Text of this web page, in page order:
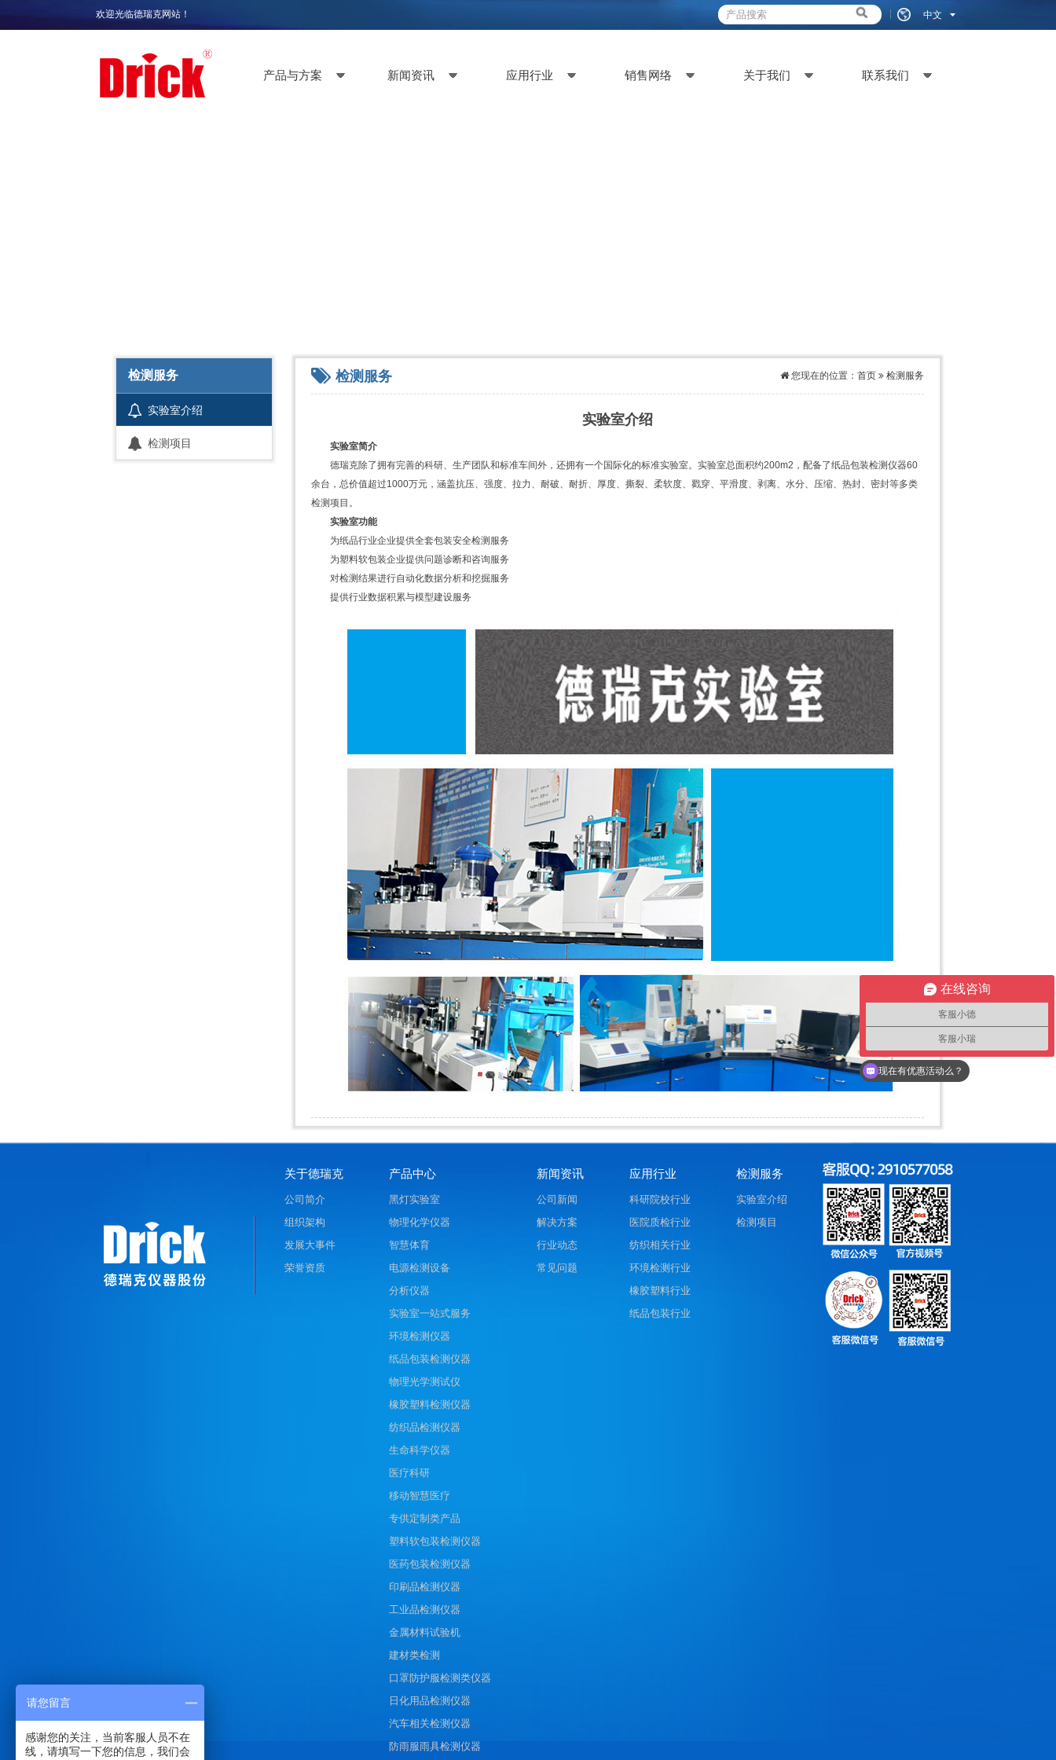
欢迎光临德瑞克网站！ 中文
产品与方案 新闻资讯 应用行业 销售网络 关于我们 联系我们
检测服务
实验室介绍
检测项目
检测服务 您现在的位置： 首页 检测服务
实验室介绍
实验室简介
德瑞克除了拥有完善的科研、生产团队和标准车间外，还拥有一个国际化的标准实验室。实验室总面积约200m2，配备了纸品包装检测仪器60
余台，总价值超过1000万元，涵盖抗压、强度、拉力、耐破、耐折、厚度、撕裂、柔软度、戳穿、平滑度、剥离、水分、压缩、热封、密封等多类
检测项目。
实验室功能
为纸品行业企业提供全套包装安全检测服务
为塑料软包装企业提供问题诊断和咨询服务
对检测结果进行自动化数据分析和挖掘服务
提供行业数据积累与模型建设服务
关于德瑞克
公司简介
组织架构
发展大事件
荣誉资质
产品中心
黑灯实验室
物理化学仪器
智慧体育
电源检测设备
分析仪器
实验室一站式服务
环境检测仪器
纸品包装检测仪器
物理光学测试仪
橡胶塑料检测仪器
纺织品检测仪器
生命科学仪器
医疗科研
移动智慧医疗
专供定制类产品
塑料软包装检测仪器
医药包装检测仪器
印刷品检测仪器
工业品检测仪器
金属材料试验机
建材类检测
口罩防护服检测类仪器
日化用品检测仪器
汽车相关检测仪器
防雨服雨具检测仪器
新闻资讯
公司新闻
解决方案
行业动态
常见问题
应用行业
科研院校行业
医院质检行业
纺织相关行业
环境检测行业
橡胶塑料行业
纸品包装行业
检测服务
实验室介绍
检测项目
在线咨询
客服小德
客服小瑞
可以介绍下你们的产品么？
现在有优惠活动么？
请您留言
感谢您的关注，当前客服人员不在
线，请填写一下您的信息，我们会